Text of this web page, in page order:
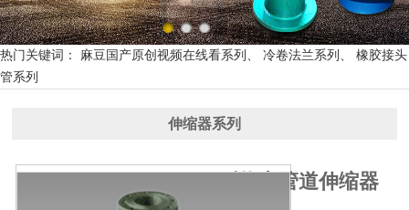
热门关键词： 麻豆国产原创视频在线看系列、 冷卷法兰系列、 橡胶接头
管系列
伸缩器系列
CS型热力管道伸缩器